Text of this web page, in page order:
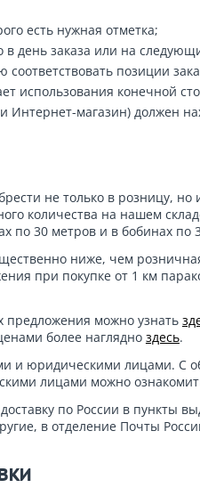
есть нужная отметка;
день заказа или на
соответствовать позиции
использования конечной
Интернет-магазин) должен
не только в розницу, но
количества на нашем
по 30 метров и в бобинах по
ниже, чем
при покупке от 1 км
предложения можно узнать
более наглядно здесь.
и юридическими лицами. С
лицами можно
по России в пункты
в отделение Почты